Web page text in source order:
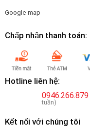
Google map
Chấp nhận thanh toán:
Hotline liên hệ:
0946.266.879
tuần)
Kết nối với chúng tôi